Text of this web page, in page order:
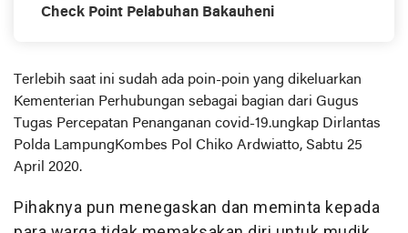
Check Point Pelabuhan Bakauheni
Terlebih saat ini sudah ada poin-poin yang dikeluarkan
Kementerian Perhubungan sebagai bagian dari Gugus
Tugas Percepatan Penanganan covid-19.ungkap Dirlantas
Polda LampungKombes Pol Chiko Ardwiatto, Sabtu 25
April 2020.
Pihaknya pun menegaskan dan meminta kepada